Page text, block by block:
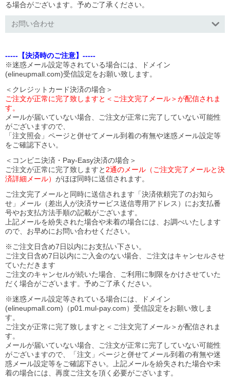
る場合がございます。予めご了承ください。
お問い合わせ
-----【決済時のご注意】-----
※迷惑メール設定等されている場合には、ドメイン
(elineupmall.com)受信設定をお願い致します。
＜クレジットカード決済の場合＞
ご注文が正常に完了致しますと＜ご注文完了メール＞が配信されま
す。
メールが届いていない場合、ご注文が正常に完了していない可能性
がございますので、
「注文照会」ページと併せてメール到着の有無や迷惑メール設定等
をご確認下さい。
＜コンビニ決済・Pay-Easy決済の場合＞
ご注文が正常に完了致しますと 2通のメール（ご注文完了メールと決
済詳細メール） がほぼ同時に送信されます。
ご注文完了メールと同時に送信されます「決済依頼完了のお知ら
せ」メール（差出人が決済サービス送信専用アドレス）にお支払番
号やお支払方法手順の記載がございます。
上記メールを紛失された場合や未着の場合には、お調べいたします
ので、お早めにお問い合わせください。
※ご注文日含め7日以内にお支払い下さい。
ご注文日含め7日以内にご入金のない場合、ご注文はキャンセルさせ
ていただきます
ご注文のキャンセルが続いた場合、ご利用に制限をかけさせていた
だく場合がございます。予めご了承ください。
※迷惑メール設定等されている場合には、ドメイン
(elineupmall.com)（p01.mul-pay.com）受信設定をお願い致しま
す。
ご注文が正常に完了致しますと＜ご注文完了メール＞が配信されま
す。
メールが届いていない場合、ご注文が正常に完了していない可能性
がございますので、「注文」ページと併せてメール到着の有無や迷
惑メール設定等をご確認下さい。
上記メールを紛失された場合や未
着の場合には、再度ご注文を頂く必要がございます。